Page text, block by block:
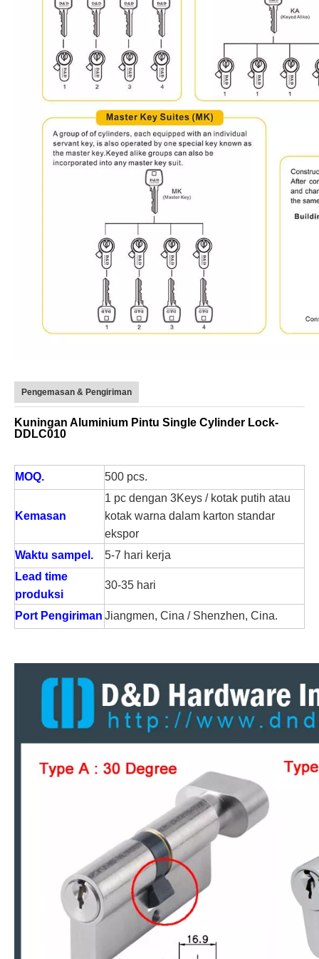
Pengemasan & Pengiriman
Kuningan Aluminium Pintu Single Cylinder Lock-
DDLC010
MOQ. 500 pcs.
Kemasan
1 pc dengan 3Keys / kotak putih atau
kotak warna dalam karton standar
ekspor
Waktu sampel.
5-7 hari kerja
Lead time
produksi
30-35 hari
Port Pengiriman Jiangmen, Cina / Shenzhen, Cina.